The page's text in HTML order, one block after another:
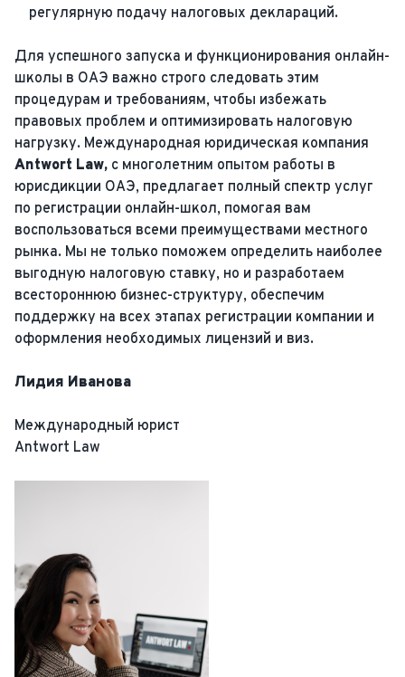
регулярную подачу налоговых деклараций.
Для успешного запуска и функционирования онлайн-
школы в ОАЭ важно строго следовать этим
процедурам и требованиям, чтобы избежать
правовых проблем и оптимизировать налоговую
нагрузку. Международная юридическая компания
Antwort Law, с многолетним опытом работы в
юрисдикции ОАЭ, предлагает полный спектр услуг
по регистрации онлайн-школ, помогая вам
воспользоваться всеми преимуществами местного
рынка. Мы не только поможем определить наиболее
выгодную налоговую ставку, но и разработаем
всестороннюю бизнес-структуру, обеспечим
поддержку на всех этапах регистрации компании и
оформления необходимых лицензий и виз.
Лидия Иванова
Международный юрист
Antwort Law